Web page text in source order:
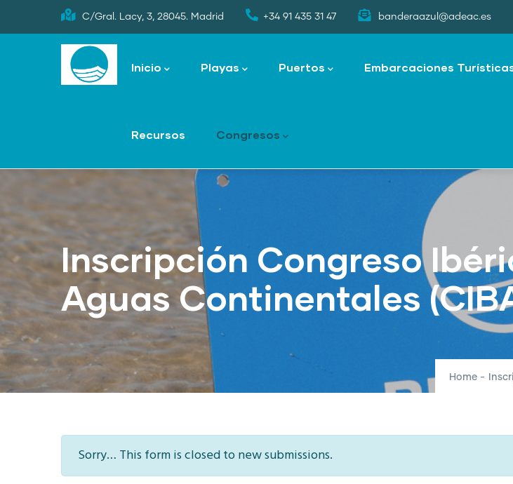
to
C/Gral. Lacy, 3, 28045. Madrid +34 91 435 31 47 banderaazul@adeac.es
navigation
Inicio Playas Puertos Embarcaciones
Recursos Congresos
Inscripción Congreso
Aguas Continentales
Home -
Information
Sorry… This form is closed to new submissions.